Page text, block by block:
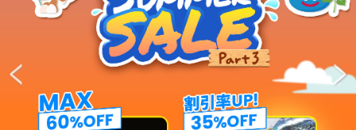
ミュージック
ストア
メンバーズ